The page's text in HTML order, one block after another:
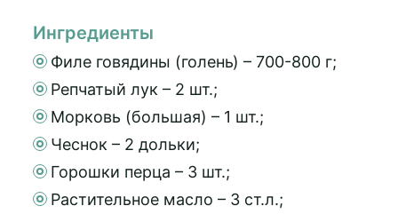
Ингредиенты
Филе говядины (голень) – 700-800 г;
Репчатый лук – 2 шт.;
Морковь (большая) – 1 шт.;
Чеснок – 2 дольки;
Горошки перца – 3 шт.;
Растительное масло – 3 ст.л.;